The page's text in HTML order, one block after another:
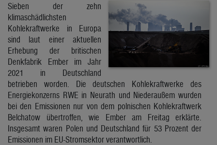
Sieben der zehn
klimaschädlichsten
Kohlekraftwerke in Europa
sind laut einer aktuellen
Erhebung der britischen
Denkfabrik Ember im Jahr
2021 in Deutschland
betrieben worden. Die deutschen Kohlekraftwerke des
Energiekonzerns RWE in Neurath und Niederaußem wurden
bei den Emissionen nur von dem polnischen Kohlekraftwerk
Belchatow übertroffen, wie Ember am Freitag erklärte.
Insgesamt waren Polen und Deutschland für 53 Prozent der
Emissionen im EU-Stromsektor verantwortlich.